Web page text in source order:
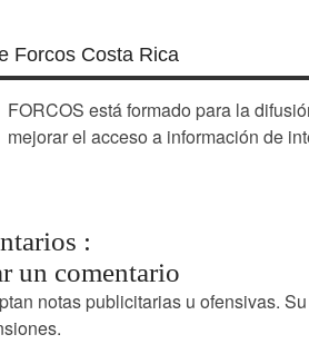
Forcos Costa Rica
FORCOS está formado para la
mejorar el acceso a información de
:
un comentario
notas publicitarias u ofensivas.